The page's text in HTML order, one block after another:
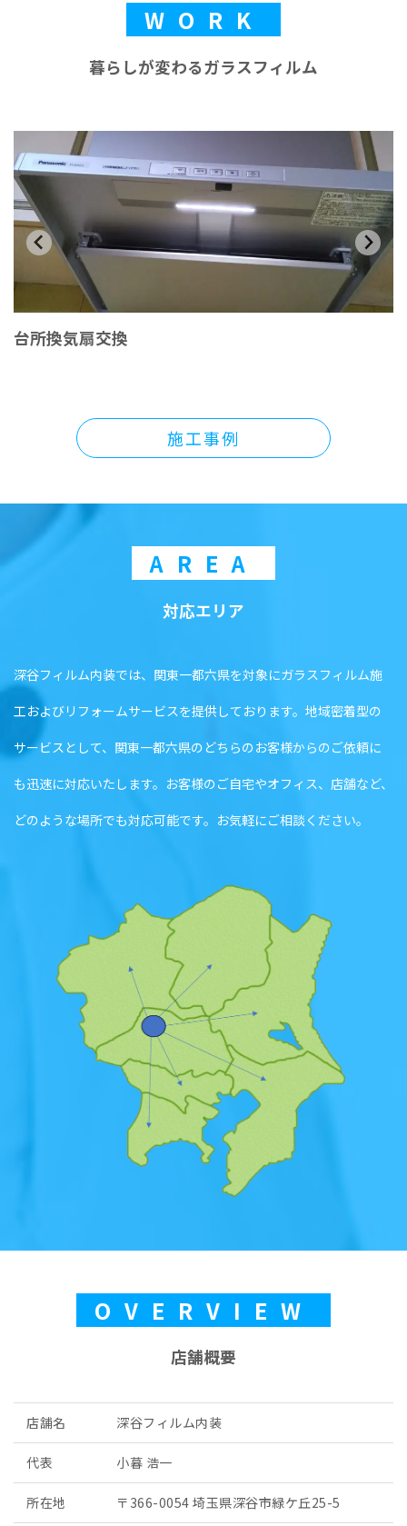
WORK
暮らしが変わるガラスフィルム
台所換気扇交換
施工事例
AREA
対応エリア
深谷フィルム内装では、関東一都六県を対象にガラスフィルム施
工およびリフォームサービスを提供しております。地域密着型の
サービスとして、関東一都六県のどちらのお客様からのご依頼に
も迅速に対応いたします。お客様のご自宅やオフィス、店舗など、
どのような場所でも対応可能です。お気軽にご相談ください。
OVERVIEW
店舗概要
店舗名 深谷フィルム内装
代表 小暮 浩一
所在地 〒366-0054 埼玉県深谷市緑ケ丘25-5